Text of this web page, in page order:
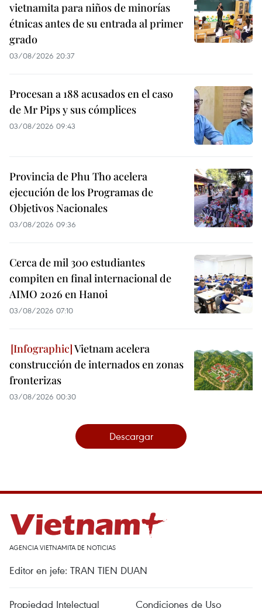
vietnamita para niños de minorías
étnicas antes de su entrada al primer
grado
03/08/2026 20:37
Procesan a 188 acusados en el caso
de Mr Pips y sus cómplices
03/08/2026 09:43
Provincia de Phu Tho acelera
ejecución de los Programas de
Objetivos Nacionales
03/08/2026 09:36
Cerca de mil 300 estudiantes
compiten en final internacional de
AIMO 2026 en Hanoi
03/08/2026 07:10
Vietnam acelera
construcción de internados en zonas
fronterizas
03/08/2026 00:30
Descargar
AGENCIA VIETNAMITA DE NOTICIAS
Editor en jefe: TRAN TIEN DUAN
Propiedad Intelectual Condiciones de Uso